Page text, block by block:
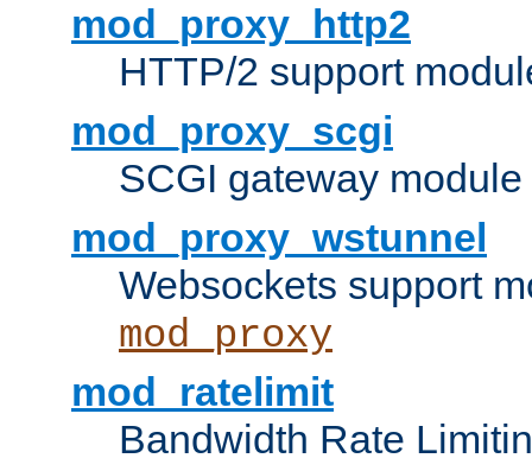
mod_proxy_http2
HTTP/2 support
mod_proxy_scgi
SCGI gateway
mod_proxy_wstunnel
Websockets support
mod_proxy
mod_ratelimit
Bandwidth Rate